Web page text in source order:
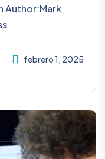
Author:Mark
febrero 1, 2025